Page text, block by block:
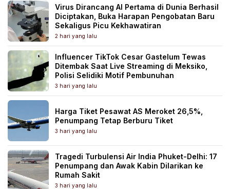
Virus Dirancang AI Pertama di Dunia Berhasil
Diciptakan, Buka Harapan Pengobatan Baru
Sekaligus Picu Kekhawatiran
2 hari yang lalu
Influencer TikTok Cesar Gastelum Tewas
Ditembak Saat Live Streaming di Meksiko,
Polisi Selidiki Motif Pembunuhan
3 hari yang lalu
Harga Tiket Pesawat AS Meroket 26,5%,
Penumpang Tetap Berburu Tiket
3 hari yang lalu
Tragedi Turbulensi Air India Phuket-Delhi: 17
Penumpang dan Awak Kabin Dilarikan ke
Rumah Sakit
3 hari yang lalu